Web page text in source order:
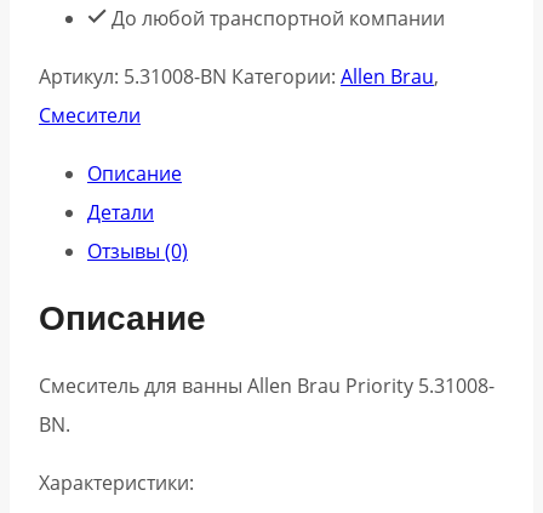
До любой транспортной компании
Артикул: 5.31008-BN Категории: Allen Brau,
Смесители
Описание
Детали
Отзывы (0)
Описание
Смеситель для ванны Allen Brau Priority 5.31008-
BN.
Характеристики: